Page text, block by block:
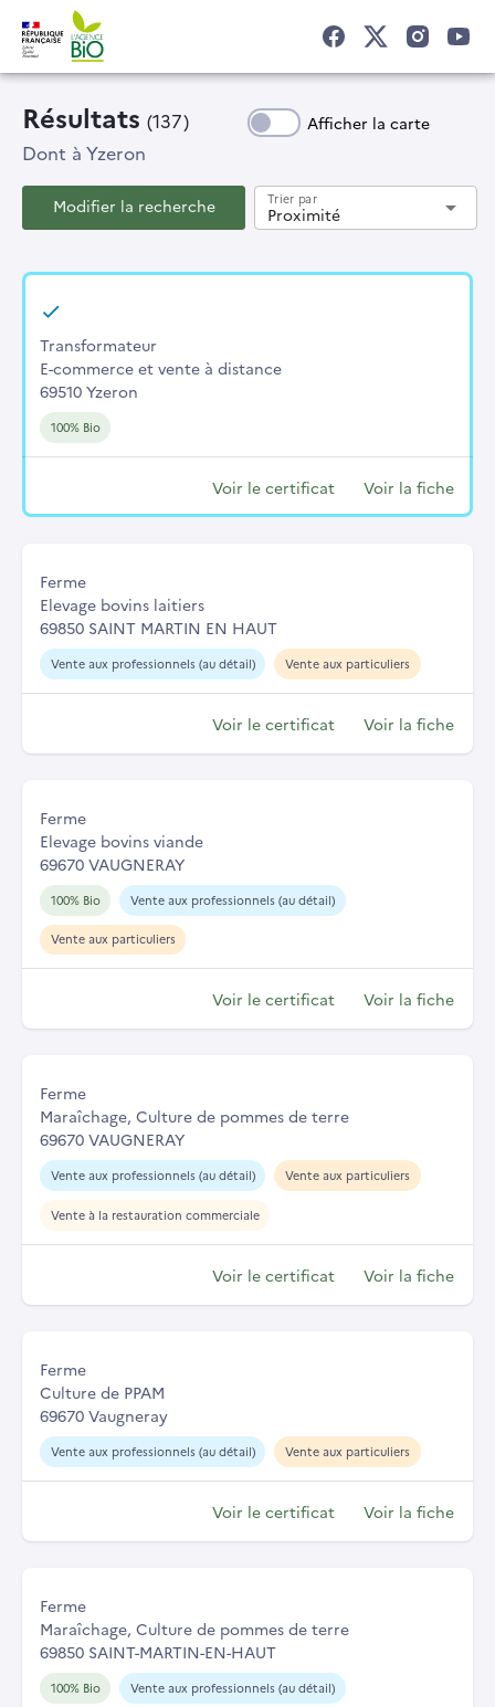
Résultats (137) Afficher la carte
Dont à Yzeron
Modifier la recherche Proximité
Trier par arrow_drop_down
Transformateur
E-commerce et vente à distance
69510 Yzeron
100% Bio
Voir le certificat Voir la fiche
Ferme
Elevage bovins laitiers
69850 SAINT MARTIN EN HAUT
Vente aux professionnels (au détail) Vente aux particuliers
Voir le certificat Voir la fiche
Ferme
Elevage bovins viande
69670 VAUGNERAY
100% Bio Vente aux professionnels (au détail)
Vente aux particuliers
Voir le certificat Voir la fiche
Ferme
Maraîchage, Culture de pommes de terre
69670 VAUGNERAY
Vente aux professionnels (au détail) Vente aux particuliers
Vente à la restauration commerciale
Voir le certificat Voir la fiche
Ferme
Culture de PPAM
69670 Vaugneray
Vente aux professionnels (au détail) Vente aux particuliers
Voir le certificat Voir la fiche
Ferme
Maraîchage, Culture de pommes de terre
69850 SAINT-MARTIN-EN-HAUT
100% Bio Vente aux professionnels (au détail)